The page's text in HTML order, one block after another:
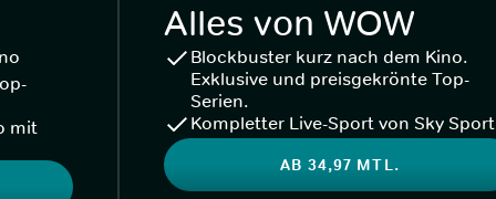
mit
Alles von WOW
Blockbuster kurz nach dem Kino.
Exklusive und preisgekrönte Top-
Serien.
Kompletter Live-Sport von Sky Sport
AB 34,97 MTL.